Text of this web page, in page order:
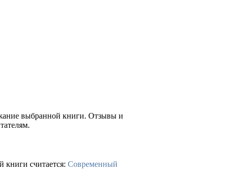
выбранной книги. Отзывы и
книги считается: Современный